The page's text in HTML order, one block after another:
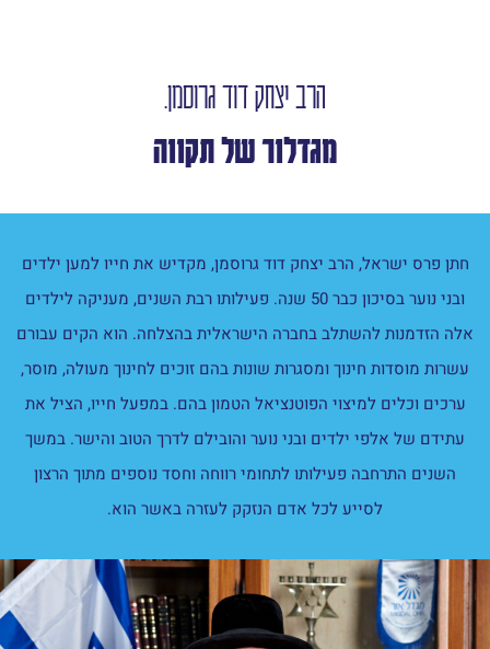
הרב יצחק דוד גרוסמן.
מגדלור של תקווה
חתן פרס ישראל, הרב יצחק דוד גרוסמן, מקדיש את חייו למען ילדים
ובני נוער בסיכון כבר 50 שנה. פעילותו רבת השנים, מעניקה לילדים
אלה הזדמנות להשתלב בחברה הישראלית בהצלחה. הוא הקים עבורם
עשרות מוסדות חינוך ומסגרות שונות בהם זוכים לחינוך מעולה, מוסר,
ערכים וכלים למיצוי הפוטנציאל הטמון בהם. במפעל חייו, הציל את
עתידם של אלפי ילדים ובני נוער והובילם לדרך הטוב והישר. במשך
השנים התרחבה פעילותו לתחומי רווחה וחסד נוספים מתוך הרצון
לסייע לכל אדם הנזקק לעזרה באשר הוא.